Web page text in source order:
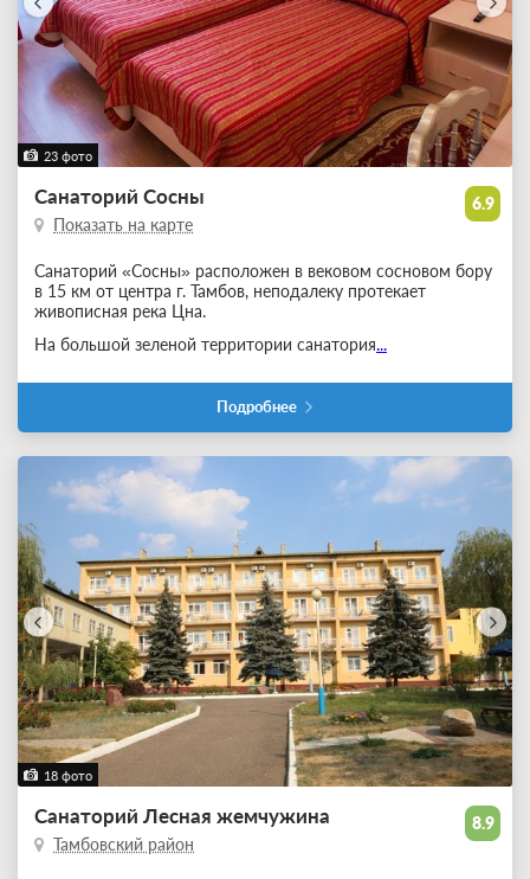
23 фото
6.9
Санаторий Сосны
Показать на карте
Санаторий «Сосны» расположен в вековом сосновом бору
в 15 км от центра г. Тамбов, неподалеку протекает
живописная река Цна.
На большой зеленой территории санатория...
Подробнее
18 фото
8.9
Санаторий Лесная жемчужина
Тамбовский район